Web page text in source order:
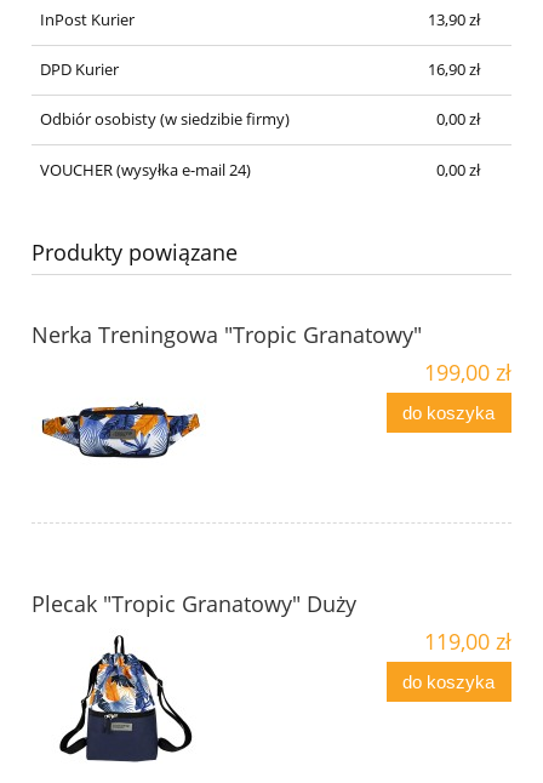
InPost Kurier 13,90 zł
DPD Kurier 16,90 zł
Odbiór osobisty(w siedzibie firmy) 0,00 zł
VOUCHER(wysyłka e-mail 24) 0,00 zł
Produkty powiązane
Nerka Treningowa "Tropic Granatowy"
199,00 zł
do koszyka
Plecak "Tropic Granatowy" Duży
119,00 zł
do koszyka